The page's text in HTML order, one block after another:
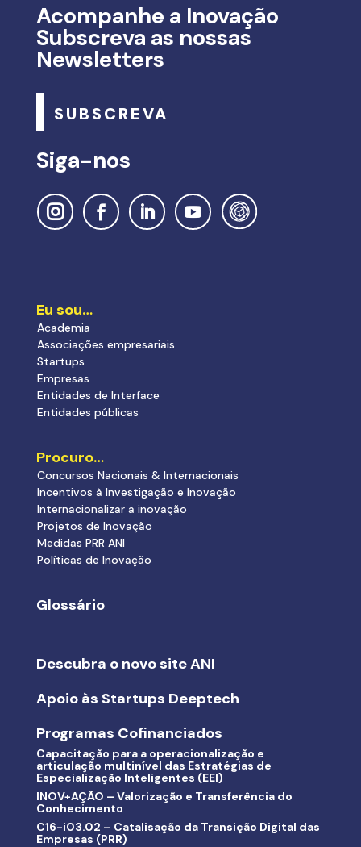
Acompanhe a Inovação
Subscreva as nossas
Newsletters
SUBSCREVA
Siga-nos
Eu sou…
Academia
Associações empresariais
Startups
Empresas
Entidades de Interface
Entidades públicas
Procuro…
Concursos Nacionais & Internacionais
Incentivos à Investigação e Inovação
Internacionalizar a inovação
Projetos de Inovação
Medidas PRR ANI
Políticas de Inovação
Glossário
Descubra o novo site ANI
Apoio às Startups Deeptech
Programas Cofinanciados
Capacitação para a operacionalização e
articulação multinível das Estratégias de
Especialização Inteligentes (EEI)
INOV+AÇÃO – Valorização e Transferência do
Conhecimento
C16-i03.02 – Catalisação da Transição Digital das
Empresas (PRR)